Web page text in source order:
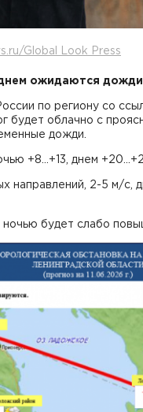
Global Look Press
ожидаются
по региону со
будет облачно с
дожди.
+8...+13, днем
направлений, 2-5 м/с,
будет слабо